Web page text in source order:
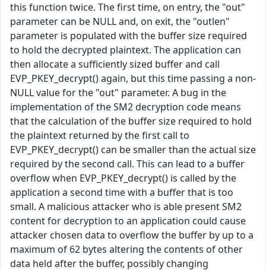
this function twice. The first time, on entry, the "out"
parameter can be NULL and, on exit, the "outlen"
parameter is populated with the buffer size required
to hold the decrypted plaintext. The application can
then allocate a sufficiently sized buffer and call
EVP_PKEY_decrypt() again, but this time passing a non-
NULL value for the "out" parameter. A bug in the
implementation of the SM2 decryption code means
that the calculation of the buffer size required to hold
the plaintext returned by the first call to
EVP_PKEY_decrypt() can be smaller than the actual size
required by the second call. This can lead to a buffer
overflow when EVP_PKEY_decrypt() is called by the
application a second time with a buffer that is too
small. A malicious attacker who is able present SM2
content for decryption to an application could cause
attacker chosen data to overflow the buffer by up to a
maximum of 62 bytes altering the contents of other
data held after the buffer, possibly changing